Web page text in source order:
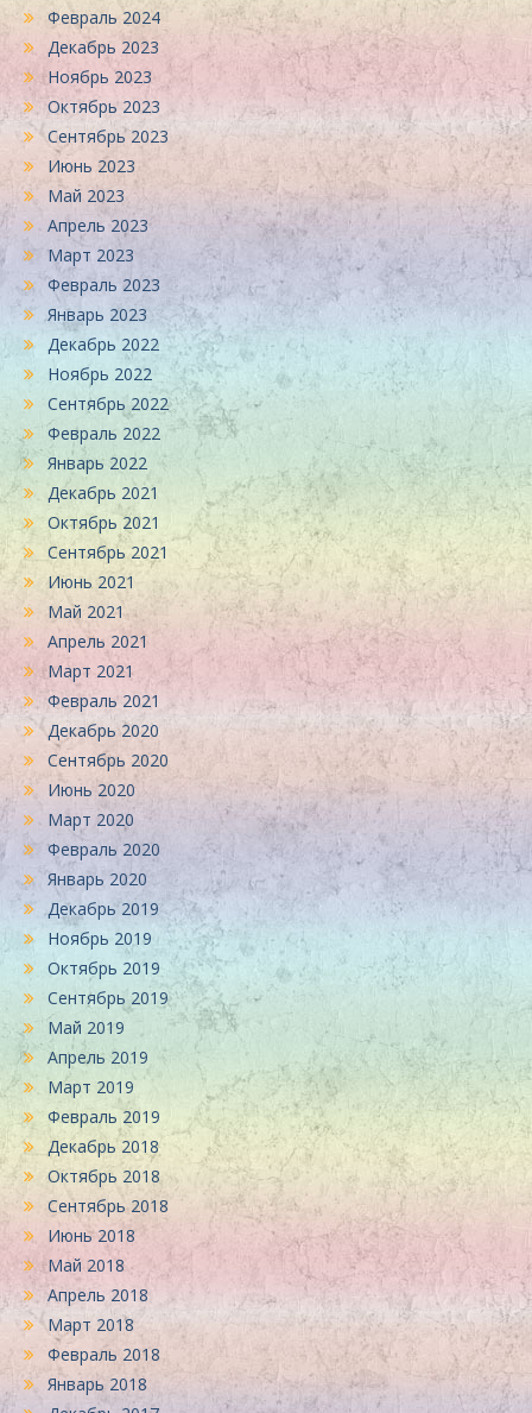
Февраль 2024
Декабрь 2023
Ноябрь 2023
Октябрь 2023
Сентябрь 2023
Июнь 2023
Май 2023
Апрель 2023
Март 2023
Февраль 2023
Январь 2023
Декабрь 2022
Ноябрь 2022
Сентябрь 2022
Февраль 2022
Январь 2022
Декабрь 2021
Октябрь 2021
Сентябрь 2021
Июнь 2021
Май 2021
Апрель 2021
Март 2021
Февраль 2021
Декабрь 2020
Сентябрь 2020
Июнь 2020
Март 2020
Февраль 2020
Январь 2020
Декабрь 2019
Ноябрь 2019
Октябрь 2019
Сентябрь 2019
Май 2019
Апрель 2019
Март 2019
Февраль 2019
Декабрь 2018
Октябрь 2018
Сентябрь 2018
Июнь 2018
Май 2018
Апрель 2018
Март 2018
Февраль 2018
Январь 2018